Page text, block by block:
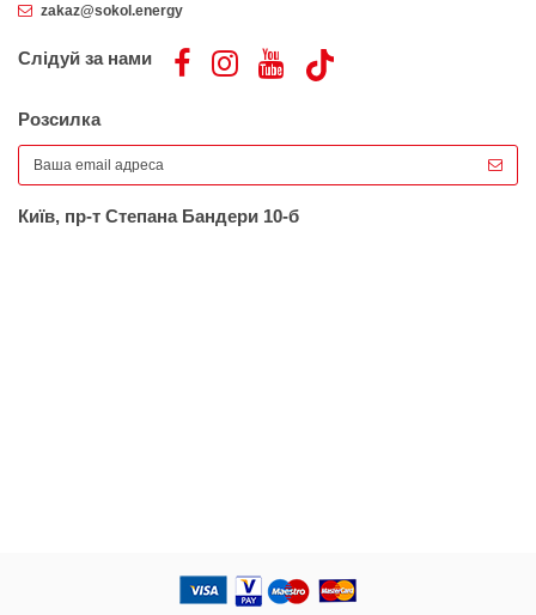
zakaz@sokol.energy
Слідуй за нами
Розсилка
Київ, пр-т Степана Бандери 10-б